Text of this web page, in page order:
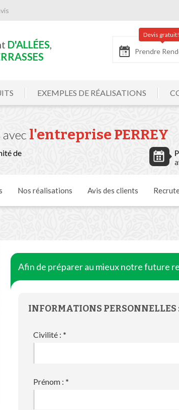
D'ALLÉES,
Prendre
Devis gratuit!
EXEMPLES DE RÉALISATIONS
avec l'entreprise PERREY
de
Nos réalisations Avis des clients
Afin de préparer au mieux notre future
INFORMATIONS PERSONNELLES
Civilité : *
Prénom : *